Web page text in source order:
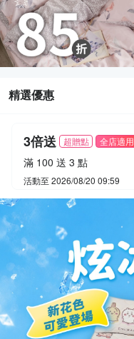
精選優惠
3倍送 超贈點 全店適用
滿 100 送 3 點
活動至 2026/08/20 09:59